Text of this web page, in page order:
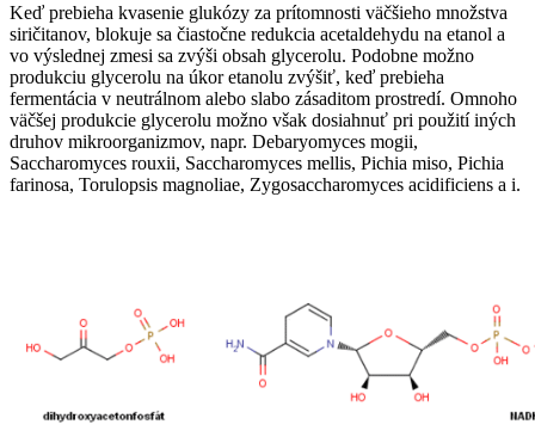
Keď prebieha kvasenie glukózy za prítomnosti väčšieho množstva
siričitanov, blokuje sa čiastočne redukcia acetaldehydu na etanol a
vo výslednej zmesi sa zvýši obsah glycerolu. Podobne možno
produkciu glycerolu na úkor etanolu zvýšiť, keď prebieha
fermentácia v neutrálnom alebo slabo zásaditom prostredí. Omnoho
väčšej produkcie glycerolu možno však dosiahnuť pri použití iných
druhov mikroorganizmov, napr. Debaryomyces mogii,
Saccharomyces rouxii, Saccharomyces mellis, Pichia miso, Pichia
farinosa, Torulopsis magnoliae, Zygosaccharomyces acidificiens a i.